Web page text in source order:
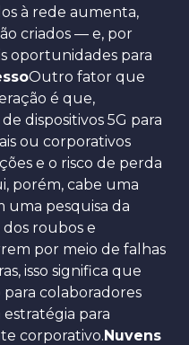
à rede aumenta,
criados — e, por
oportunidades para
Outro fator que
é que,
dispositivos 5G para
ou corporativos
e o risco de perda
porém, cabe uma
uma pesquisa da
dos roubos e
por meio de falhas
isso significa que
colaboradores
para
corporativo.Nuvens